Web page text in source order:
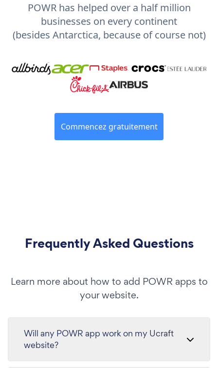
POWR has helped over a half million
businesses on every continent
(besides Antarctica, because of course not)
Commencez gratuitement
Frequently Asked Questions
Learn more about how to add POWR apps to
your website.
Will any POWR app work on my Ucraft
website?